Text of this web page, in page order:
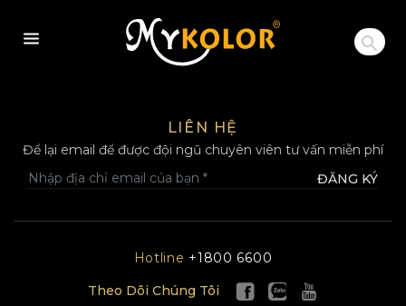
MYKOLOR
LIÊN HỆ
Để lại email để được đội ngũ chuyên viên tư vấn miễn phí
ĐĂNG KÝ
Hotline +1800 6600
Theo Dõi Chúng Tôi